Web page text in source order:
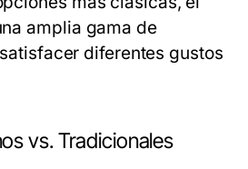
amplia gama de
diferentes gustos
vs. Tradicionales